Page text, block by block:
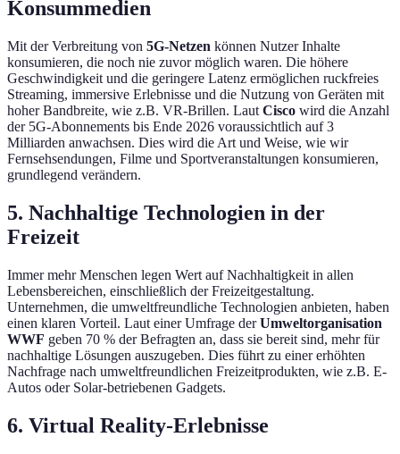
Konsummedien
Mit der Verbreitung von 5G-Netzen können Nutzer Inhalte
konsumieren, die noch nie zuvor möglich waren. Die höhere
Geschwindigkeit und die geringere Latenz ermöglichen ruckfreies
Streaming, immersive Erlebnisse und die Nutzung von Geräten mit
hoher Bandbreite, wie z.B. VR-Brillen. Laut Cisco wird die Anzahl
der 5G-Abonnements bis Ende 2026 voraussichtlich auf 3
Milliarden anwachsen. Dies wird die Art und Weise, wie wir
Fernsehsendungen, Filme und Sportveranstaltungen konsumieren,
grundlegend verändern.
5. Nachhaltige Technologien in der
Freizeit
Immer mehr Menschen legen Wert auf Nachhaltigkeit in allen
Lebensbereichen, einschließlich der Freizeitgestaltung.
Unternehmen, die umweltfreundliche Technologien anbieten, haben
einen klaren Vorteil. Laut einer Umfrage derUmweltorganisation
WWF geben 70 % der Befragten an, dass sie bereit sind, mehr für
nachhaltige Lösungen auszugeben. Dies führt zu einer erhöhten
Nachfrage nach umweltfreundlichen Freizeitprodukten, wie z.B. E-
Autos oder Solar-betriebenen Gadgets.
6. Virtual Reality-Erlebnisse